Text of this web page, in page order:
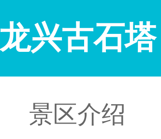
龙兴古石塔
景区介绍